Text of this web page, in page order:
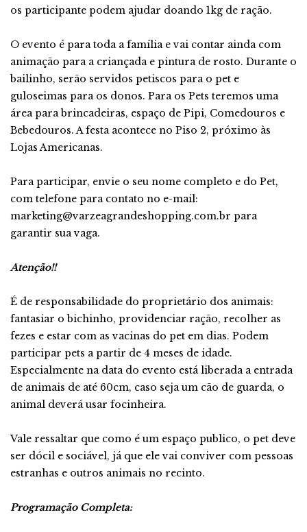
os participante podem ajudar doando 1kg de ração.
O evento é para toda a família e vai contar ainda com
animação para a criançada e pintura de rosto. Durante o
bailinho, serão servidos petiscos para o pet e
guloseimas para os donos. Para os Pets teremos uma
área para brincadeiras, espaço de Pipi, Comedouros e
Bebedouros. A festa acontece no Piso 2, próximo às
Lojas Americanas.
Para participar, envie o seu nome completo e do Pet,
com telefone para contato no e-mail:
marketing@varzeagrandeshopping.com.br para
garantir sua vaga.
Atenção!!
É de responsabilidade do proprietário dos animais:
fantasiar o bichinho, providenciar ração, recolher as
fezes e estar com as vacinas do pet em dias. Podem
participar pets a partir de 4 meses de idade.
Especialmente na data do evento está liberada a entrada
de animais de até 60cm, caso seja um cão de guarda, o
animal deverá usar focinheira.
Vale ressaltar que como é um espaço publico, o pet deve
ser dócil e sociável, já que ele vai conviver com pessoas
estranhas e outros animais no recinto.
Programação Completa: